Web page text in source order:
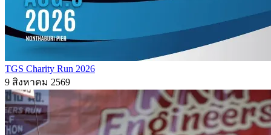
TGS Charity Run 2026
9 สิงหาคม 2569